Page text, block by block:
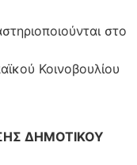
στο
Κοινοβουλίου
ΔΗΜΟΤΙΚΟΥ